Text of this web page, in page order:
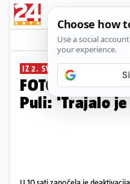
IZ 2. SVJETSKOG RATA
FOTO
Puli: 'Trajalo